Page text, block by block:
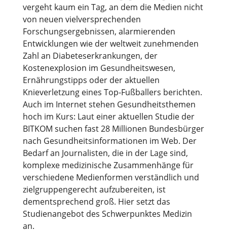
vergeht kaum ein Tag, an dem die Medien nicht
von neuen vielversprechenden
Forschungsergebnissen, alarmierenden
Entwicklungen wie der weltweit zunehmenden
Zahl an Diabeteserkrankungen, der
Kostenexplosion im Gesundheitswesen,
Ernährungstipps oder der aktuellen
Knieverletzung eines Top-Fußballers berichten.
Auch im Internet stehen Gesundheitsthemen
hoch im Kurs: Laut einer aktuellen Studie der
BITKOM suchen fast 28 Millionen Bundesbürger
nach Gesundheitsinformationen im Web. Der
Bedarf an Journalisten, die in der Lage sind,
komplexe medizinische Zusammenhänge für
verschiedene Medienformen verständlich und
zielgruppengerecht aufzubereiten, ist
dementsprechend groß. Hier setzt das
Studienangebot des Schwerpunktes Medizin
an.